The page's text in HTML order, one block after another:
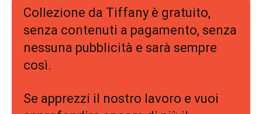
Collezione da Tiffany è gratuito,
senza contenuti a pagamento, senza
nessuna pubblicità e sarà sempre
così.
Se apprezzi il nostro lavoro e vuoi